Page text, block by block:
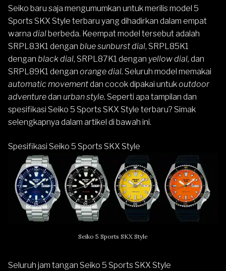
Seiko baru saja mengumumkan untuk merilis model 5
Sports SKX Style terbaru yang dihadirkan dalam empat
warna dialberbeda. Keempat model tersebut adalah
SRPL83K1 dengan blue sunburst dial, SRPL85K1
dengan black dial, SRPL87K1 dengan yellow dial, dan
SRPL89K1 dengan orange dial. Seluruh model memakai
automatic movementdan cocok dipakai untukoutdoor
adventuredan urban style. Seperti apa tampilan dan
spesifikasi Seiko 5 Sports SKX Style terbaru? Simak
selengkapnya dalam artikel di bawah ini.
Spesifikasi Seiko 5 Sports SKX Style
Seiko 5 Sports SKX Style
Seluruh jam tangan Seiko 5 Sports SKX Style